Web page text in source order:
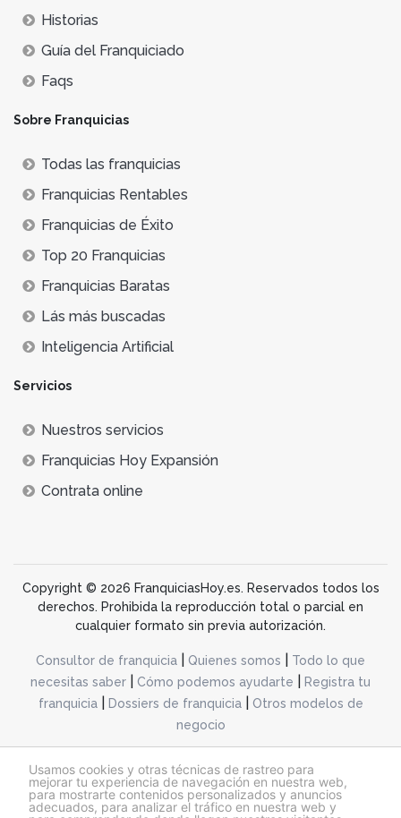
Usamos cookies y otras técnicas de rastreo para
mejorar tu experiencia de navegación en nuestra web,
para mostrarte contenidos personalizados y anuncios
adecuados, para analizar el tráfico en nuestra web y
Historias
Guía del Franquiciado
Faqs
Sobre Franquicias
Todas las franquicias
Franquicias Rentables
Franquicias de Éxito
Top 20 Franquicias
Franquicias Baratas
Lás más buscadas
Inteligencia Artificial
Servicios
Nuestros servicios
Franquicias Hoy Expansión
Contrata online
Copyright © 2026 FranquiciasHoy.es. Reservados todos los
derechos. Prohibida la reproducción total o parcial en
cualquier formato sin previa autorización.
Consultor de franquicia Quienes somos
Todo lo que
necesitas saber
Cómo podemos ayudarte
Registra tu
franquicia| Dossiers de franquicia|
Otros modelos de
negocio
@franquiciashoy.es |Aviso legal| Política de cookies|Política de privacidad